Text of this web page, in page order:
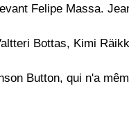
Felipe Massa.
Bottas, Kimi
Button, qui n'a